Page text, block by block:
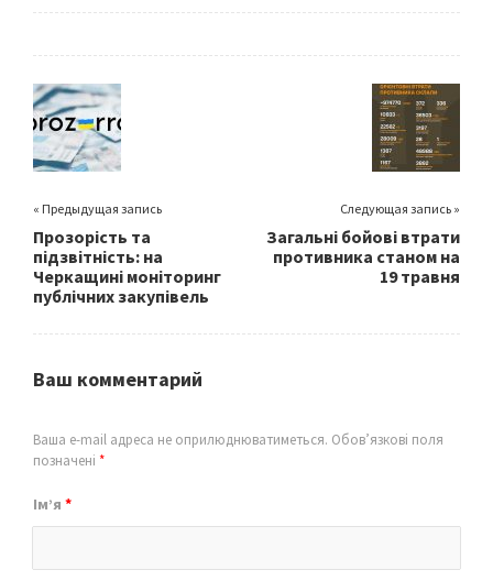
o
o
k
er
« Предыдущая запись
Прозорість та
підзвітність: на
Черкащині моніторинг
публічних закупівель
Следующая запись »
Загальні бойові втрати
противника станом на
19 травня
Ваш комментарий
Ваша e-mail адреса не оприлюднюватиметься. Обов’язкові поля
позначені *
Ім’я *